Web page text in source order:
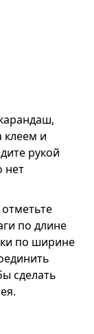
клеем и
рукой
нет
по длине
по ширине
сделать